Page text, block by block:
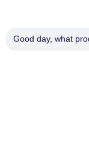
सबसे अच्छी
Good day, what